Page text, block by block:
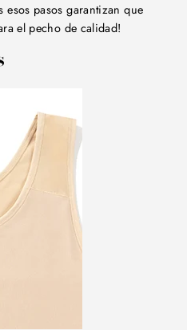
esos pasos garantizan que
el pecho de calidad!